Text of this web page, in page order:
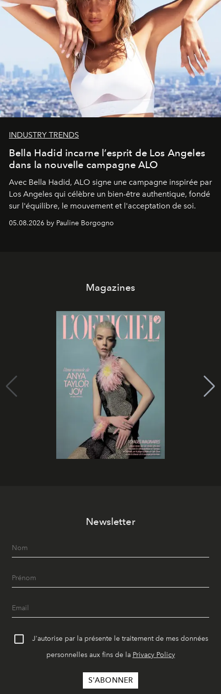
INDUSTRY TRENDS
Bella Hadid incarne l’esprit de Los Angeles
dans la nouvelle campagne ALO
Avec Bella Hadid, ALO signe une campagne inspirée par
Los Angeles qui célèbre un bien-être authentique, fondé
sur l'équilibre, le mouvement et l'acceptation de soi.
05.08.2026 by Pauline Borgogno
Magazines
Newsletter
J'autorise par la présente le traitement de mes données
personnelles aux fins de la Privacy Policy